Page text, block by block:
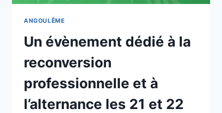
ANGOULÊME
Un évènement dédié à la
reconversion
professionnelle et à
l’alternance les 21 et 22